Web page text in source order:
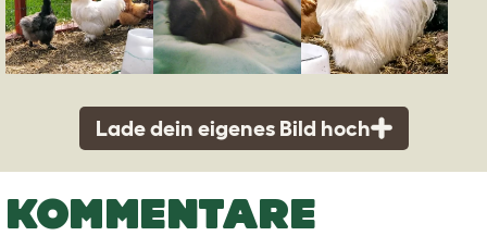
Lade dein eigenes Bild hoch
KOMMENTARE